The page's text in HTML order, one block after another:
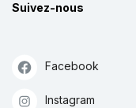
Suivez-nous
Facebook
Instagram